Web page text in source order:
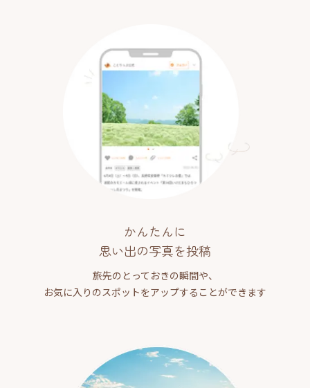
かんたんに
思い出の写真を投稿
旅先のとっておきの瞬間や、
お気に入りのスポットをアップすることができます